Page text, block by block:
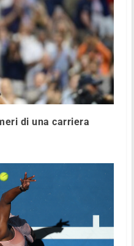
di una carriera